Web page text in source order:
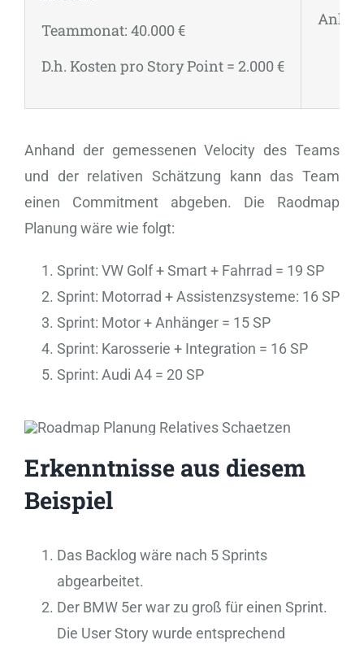
Teammonat: 40.000 €
D.h. Kosten pro Story Point = 2.000 €
Anhand der gemessenen Velocity des Teams
und der relativen Schätzung kann das Team
einen Commitment abgeben. Die Raodmap
Planung wäre wie folgt:
Sprint: VW Golf + Smart + Fahrrad = 19 SP
Sprint: Motorrad + Assistenzsysteme: 16 SP
Sprint: Motor + Anhänger = 15 SP
Sprint: Karosserie + Integration = 16 SP
Sprint: Audi A4 = 20 SP
Erkenntnisse aus diesem
Beispiel
Das Backlog wäre nach 5 Sprints
abgearbeitet.
Der BMW 5er war zu groß für einen Sprint.
Die User Story wurde entsprechend